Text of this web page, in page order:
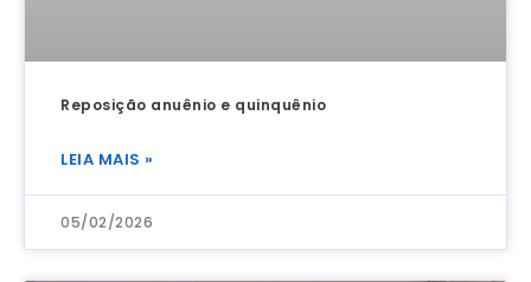
Reposição anuênio e quinquênio
LEIA MAIS »
05/02/2026